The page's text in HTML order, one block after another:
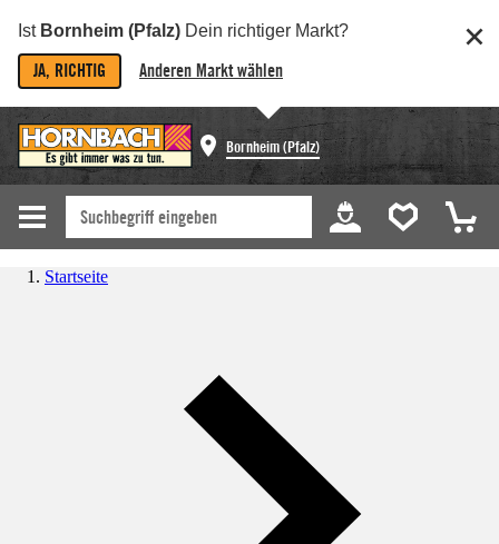
Ist Bornheim (Pfalz) Dein richtiger Markt?
JA, RICHTIG Anderen Markt wählen
Bornheim (Pfalz)
Startseite